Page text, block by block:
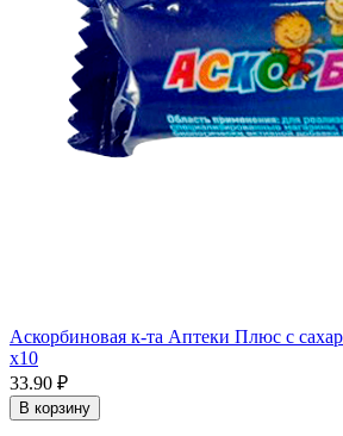
Аскорбиновая к-та Аптеки Плюс с
x10
33.90 ₽
В корзину